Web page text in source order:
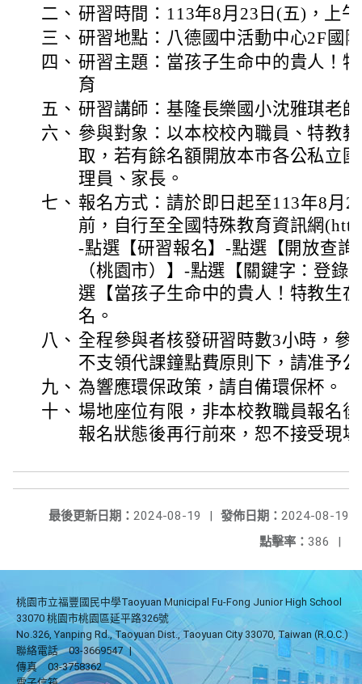
二、 研習時間：113年8月23日(五)，上
三、 研習地點：八德國中活動中心2F國
四、 研習主題：當孩子生命中的貴人！
育
五、 研習講師：基隆長樂國小沈雅琪老師
六、 參與對象：以本校校內職員、特教
取，若有餘名額開放本市各公私立
理員、家長。
七、 報名方式：請於即日起至113年8月
前，自行至全國特殊教育資訊網
-點選【研習報名】-點選【開放查詢
（桃園市）】-點選【關鍵字：登錄
選【當孩子生命中的貴人！特教生
名。
八、 全程參與者核發研習時數3小時，參
不支領代課鐘點費原則下，請准予
九、 為響應環保政策，請自備環保杯。
十、 場地座位有限，非本校教職員報名
報名狀態後再行前來，恕不接受現
發佈日期： 2024-08-19
最後更新日期： 2024-08-19
|
點擊率： 386 |
桃園市立福豐國民中學Taoyuan Municipal Fu-Fong Junior High School
33070 桃園市桃園區延平路326號
No.326, Yanping Rd., Taoyuan Dist., Taoyuan City 33070, Taiwan (R.O.C.)
聯絡電話
03-3669547 |
傳真
03-3758362